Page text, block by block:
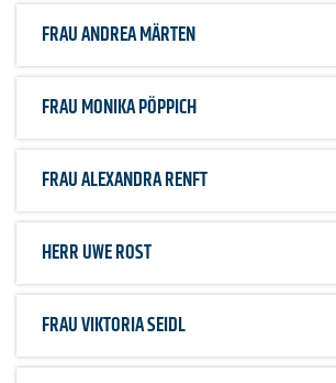
FRAUANDREA MÄRTEN
FRAUMONIKA PÖPPICH
FRAUALEXANDRA RENFT
HERRUWE ROST
FRAUVIKTORIA SEIDL